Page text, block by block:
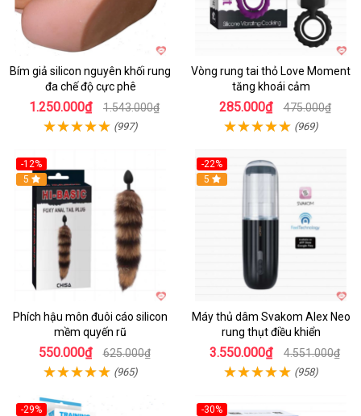
Bím giả silicon nguyên khối rung
đa chế độ cực phê
1.250.000₫ 1.543.000₫
(997)
Vòng rung tai thỏ Love Moment
tăng khoái cảm
285.000₫ 475.000₫
(969)
-12%
Hot
5
Phích hậu môn đuôi cáo silicon
mềm quyến rũ
550.000₫ 625.000₫
(965)
-22%
5
Máy thủ dâm Svakom Alex Neo
rung thụt điều khiển
3.550.000₫ 4.551.000₫
(958)
-29%
-30%